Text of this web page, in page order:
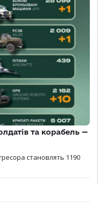
та корабель —
становлять 1190